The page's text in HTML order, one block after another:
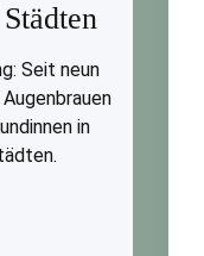
Seit neun
in